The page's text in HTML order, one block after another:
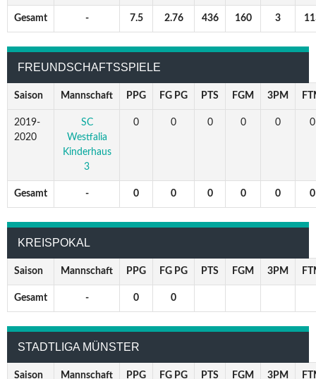
Gesamt - 7.5 2.76 436 160 3
FREUNDSCHAFTSSPIELE
Saison Mannschaft PPG FG PG PTS FGM 3PM
2019-
2020
SC
Westfalia
Kinderhaus
3
0 0 0 0 0 0
Gesamt - 0 0 0 0 0 0
KREISPOKAL
Saison Mannschaft PPG FG PG PTS FGM 3PM
Gesamt - 0 0
STADTLIGA MÜNSTER
Saison Mannschaft PPG FG PG PTS FGM 3PM